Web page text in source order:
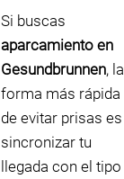
Si buscas
aparcamiento en
Gesundbrunnen, la
forma más rápida
de evitar prisas es
sincronizar tu
llegada con el tipo